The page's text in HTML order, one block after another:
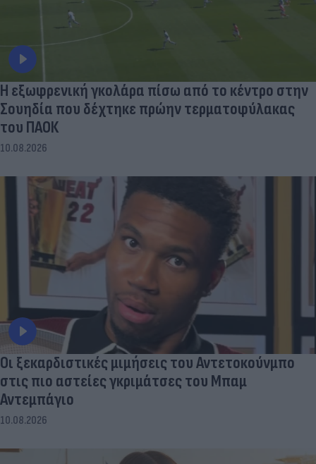
Η εξωφρενική γκολάρα πίσω από το κέντρο στην
Σουηδία που δέχτηκε πρώην τερματοφύλακας
του ΠΑΟΚ
10.08.2026
Οι ξεκαρδιστικές μιμήσεις του Αντετοκούνμπο
στις πιο αστείες γκριμάτσες του Μπαμ
Αντεμπάγιο
10.08.2026